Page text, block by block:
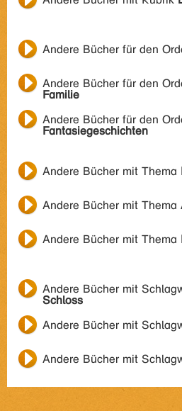
Andere Bücher für den
Andere Bücher für den
Familie
Andere Bücher für den
Fantasiegeschichten
Andere Bücher mit Thema
Andere Bücher mit Thema
Andere Bücher mit Thema
Andere Bücher mit
Schloss
Andere Bücher mit
Andere Bücher mit